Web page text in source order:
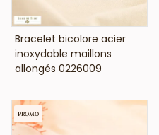
VOIR LE PRIX
Bracelet bicolore acier
inoxydable maillons
allongés 0226009
PROMO